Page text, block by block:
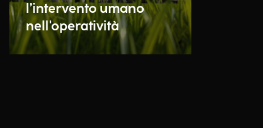
l’intervento umano
nell'operatività